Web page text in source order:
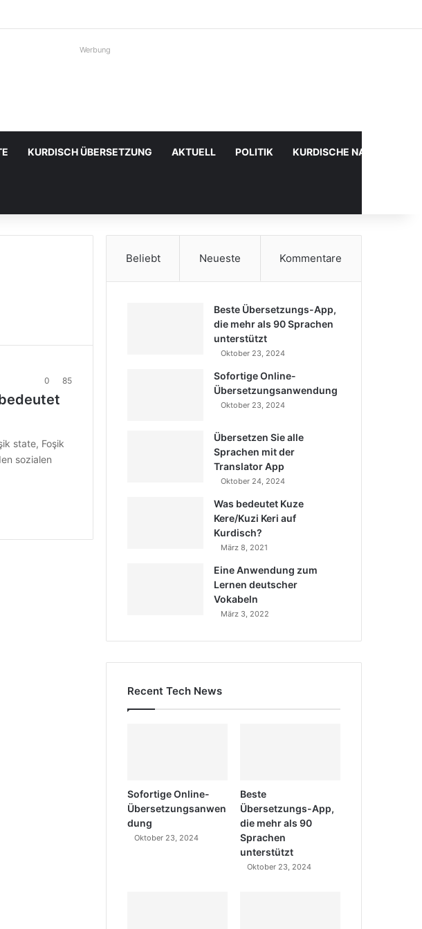
Werbung
KURDISCH ÜBERSETZUNG AKTUELL POLITIK KURDISCHE
0 85
state, Foşik
sozialen
Beliebt Neueste Kommentare
Beste Übersetzungs-App,
die mehr als 90 Sprachen
unterstützt
Oktober 23, 2024
Sofortige Online-
Übersetzungsanwendung
Oktober 23, 2024
Übersetzen Sie alle
Sprachen mit der
Translator App
Oktober 24, 2024
Was bedeutet Kuze
Kere/Kuzi Keri auf
Kurdisch?
März 8, 2021
Eine Anwendung zum
Lernen deutscher
Vokabeln
März 3, 2022
Recent Tech News
Sofortige Online-
Übersetzungsanwen
dung
Oktober 23, 2024
Beste
Übersetzungs-App,
die mehr als 90
Sprachen
unterstützt
Oktober 23, 2024